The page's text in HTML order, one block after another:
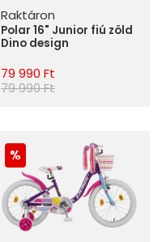
Raktáron
Polar 16" Junior fiú zöld
Dino design
79 990 Ft
79 990 Ft